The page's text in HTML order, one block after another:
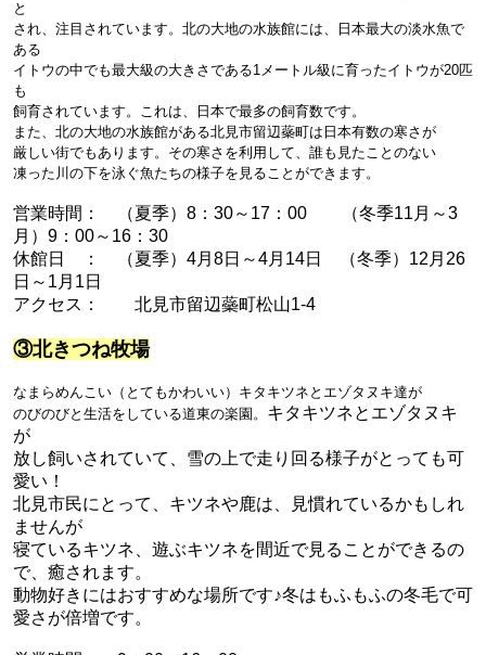
と
され、注目されています。 北の大地の水族館には、日本最大の淡水魚で
ある
イトウの中でも最大級の大きさである1メートル級に育ったイトウが20匹
も
飼育されています。 これは、日本で最多の飼育数です。
また、北の大地の水族館がある北見市留辺蘂町は日本有数の寒さが
厳しい街でもあります。 その寒さを利用して、誰も見たことのない
凍った川の下を泳ぐ魚たちの様子を見ることができます。
営業時間： （夏季）8：30～17：00 （冬季11月～3
月）9：00～16：30
休館日 ： （夏季）4月8日～4月14日 （冬季）12月26
日～1月1日
アクセス： 北見市留辺蘂町松山1-4
③北きつね牧場
なまらめんこい（とてもかわいい）キタキツネとエゾタヌキ達が
のびのびと生活をしている道東の楽園。 キタキツネとエゾタヌキ
が
放し飼いされていて、雪の上で走り回る様子がとっても可
愛い！
北見市民にとって、キツネや鹿は、見慣れているかもしれ
ませんが
寝ているキツネ、遊ぶキツネを間近で見ることができるの
で、癒されます。
動物好きにはおすすめな場所です♪冬はもふ もふの冬毛で可
愛さが倍増です。